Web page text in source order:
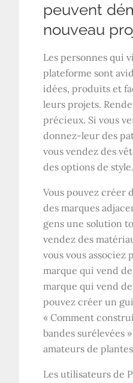
peuvent
nouveau
Les personnes qui
plateforme sont
idées, produits et
leurs projets.
précieux. Si vous
donnez-leur des
vous vendez des
des options de style.
Vous pouvez créer
des marques
gens une solution
vendez des
vous vous associez
marque qui vend
marque qui vend
pouvez créer un
« Comment
bandes surélevées
amateurs de
Les utilisateurs de